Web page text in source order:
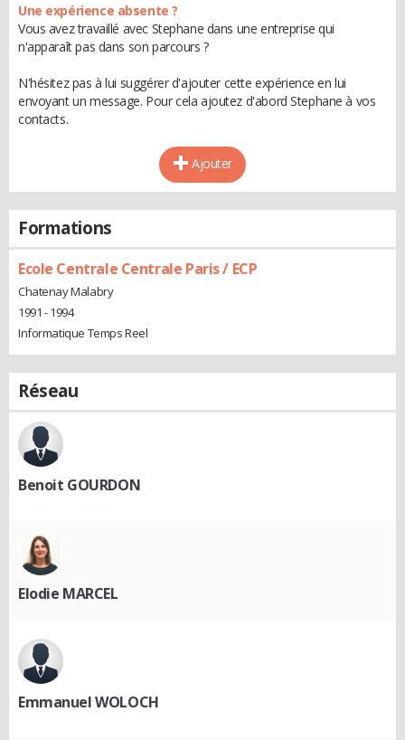
Une expérience absente ?
Vous avez travaillé avec Stephane dans une entreprise qui
n'apparaît pas dans son parcours ?
N'hésitez pas à lui suggérer d'ajouter cette expérience en lui
envoyant un message. Pour cela ajoutez d'abord Stephane à vos
contacts.
Ajouter
Formations
Ecole Centrale Centrale Paris / ECP
Chatenay Malabry
1991 - 1994
Informatique Temps Reel
Réseau
Benoit GOURDON
Elodie MARCEL
Emmanuel WOLOCH